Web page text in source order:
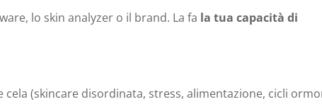
lo skin analyzer o il brand. La fa la tua capacità di
cela (skincare disordinata, stress, alimentazione, cicli